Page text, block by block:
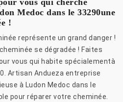
Medoc dans le 33290une
!
représente un grand danger !
se dégradée ! Faites
vous qui habite spécialementà
Artisan Andueza entreprise
à Ludon Medoc dans le
pour réparer votre cheminée.